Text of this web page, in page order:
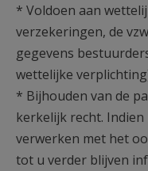
* Voldoen aan
verzekeringen, de
gegevens
wettelijke
* Bijhouden van de
kerkelijk recht.
verwerken met het
tot u verder blijven